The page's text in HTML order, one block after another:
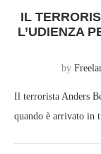
IL
L’UDIENZA
by
Il terrorista Anders
quando è arrivato in